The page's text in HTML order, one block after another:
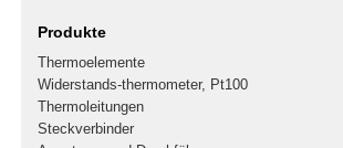
Produkte
Thermoelemente
Widerstands-thermometer, Pt100
Thermoleitungen
Steckverbinder